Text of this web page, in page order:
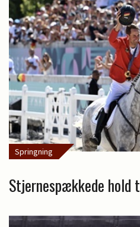
Springning
Stjernespækkede